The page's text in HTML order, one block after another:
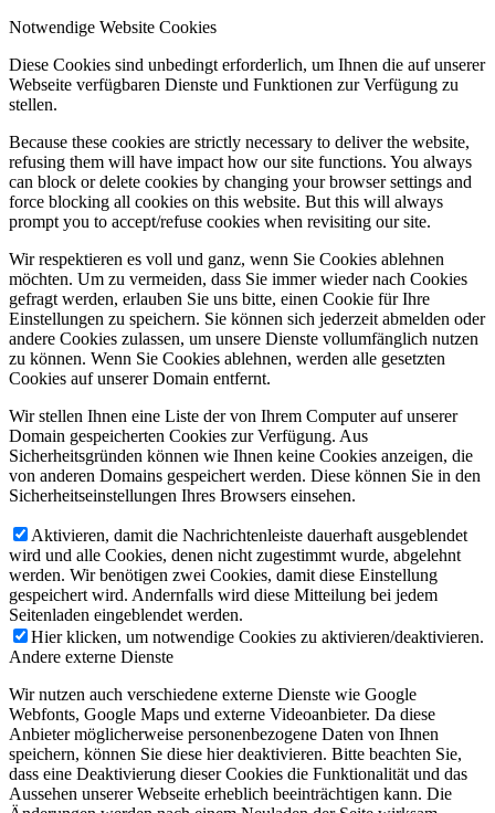
Notwendige Website Cookies
Diese Cookies sind unbedingt erforderlich, um Ihnen die auf unserer
Webseite verfügbaren Dienste und Funktionen zur Verfügung zu
stellen.
Because these cookies are strictly necessary to deliver the website,
refusing them will have impact how our site functions. You always
can block or delete cookies by changing your browser settings and
force blocking all cookies on this website. But this will always
prompt you to accept/refuse cookies when revisiting our site.
Wir respektieren es voll und ganz, wenn Sie Cookies ablehnen
möchten. Um zu vermeiden, dass Sie immer wieder nach Cookies
gefragt werden, erlauben Sie uns bitte, einen Cookie für Ihre
Einstellungen zu speichern. Sie können sich jederzeit abmelden oder
andere Cookies zulassen, um unsere Dienste vollumfänglich nutzen
zu können. Wenn Sie Cookies ablehnen, werden alle gesetzten
Cookies auf unserer Domain entfernt.
Wir stellen Ihnen eine Liste der von Ihrem Computer auf unserer
Domain gespeicherten Cookies zur Verfügung. Aus
Sicherheitsgründen können wie Ihnen keine Cookies anzeigen, die
von anderen Domains gespeichert werden. Diese können Sie in den
Sicherheitseinstellungen Ihres Browsers einsehen.
Aktivieren, damit die Nachrichtenleiste dauerhaft ausgeblendet
wird und alle Cookies, denen nicht zugestimmt wurde, abgelehnt
werden. Wir benötigen zwei Cookies, damit diese Einstellung
gespeichert wird. Andernfalls wird diese Mitteilung bei jedem
Seitenladen eingeblendet werden.
Hier klicken, um notwendige Cookies zu aktivieren/deaktivieren.
Andere externe Dienste
Wir nutzen auch verschiedene externe Dienste wie Google
Webfonts, Google Maps und externe Videoanbieter. Da diese
Anbieter möglicherweise personenbezogene Daten von Ihnen
speichern, können Sie diese hier deaktivieren. Bitte beachten Sie,
dass eine Deaktivierung dieser Cookies die Funktionalität und das
Aussehen unserer Webseite erheblich beeinträchtigen kann. Die